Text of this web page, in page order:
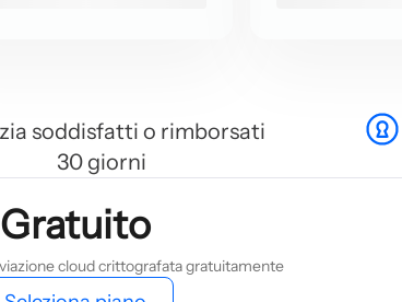
soddisfatti o rimborsati
30 giorni
Gratuito
cloud crittografata gratuitamente